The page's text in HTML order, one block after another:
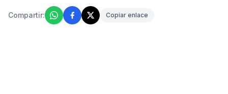
Compartir: Copiar enlace